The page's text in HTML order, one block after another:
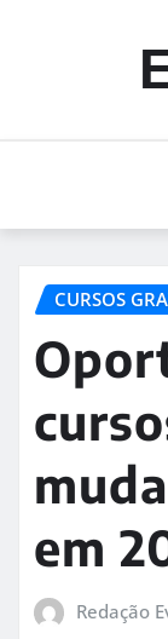
CURSOS
em
Redação